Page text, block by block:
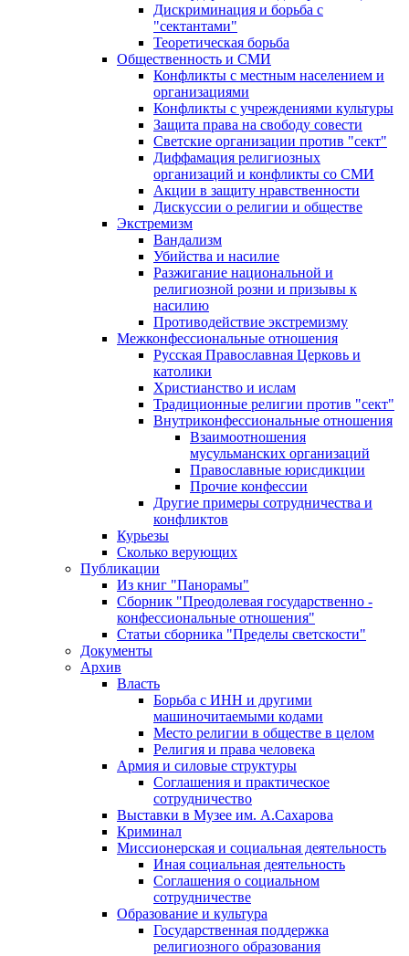
Дискриминация и борьба с
"сектантами"
Теоретическая борьба
Общественность и СМИ
Конфликты с местным населением и
организациями
Конфликты с учреждениями культуры
Защита права на свободу совести
Светские организации против "сект"
Диффамация религиозных
организаций и конфликты со СМИ
Акции в защиту нравственности
Дискуссии о религии и обществе
Экстремизм
Вандализм
Убийства и насилие
Разжигание национальной и
религиозной розни и призывы к
насилию
Противодействие экстремизму
Межконфессиональные отношения
Русская Православная Церковь и
католики
Христианство и ислам
Традиционные религии против "сект"
Внутриконфессиональные отношения
Взаимоотношения
мусульманских организаций
Православные юрисдикции
Прочие конфессии
Другие примеры сотрудничества и
конфликтов
Курьезы
Сколько верующих
Публикации
Из книг "Панорамы"
Сборник "Преодолевая государственно -
конфессиональные отношения"
Статьи сборника "Пределы светскости"
Документы
Архив
Власть
Борьба с ИНН и другими
машиночитаемыми кодами
Место религии в обществе в целом
Религия и права человека
Армия и силовые структуры
Соглашения и практическое
сотрудничество
Выставки в Музее им. А.Сахарова
Криминал
Миссионерская и социальная деятельность
Иная социальная деятельность
Соглашения о социальном
сотрудничестве
Образование и культура
Государственная поддержка
религиозного образования